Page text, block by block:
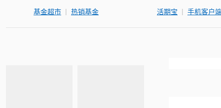
基金超市 | 热销基金 活期宝 | 手机客户